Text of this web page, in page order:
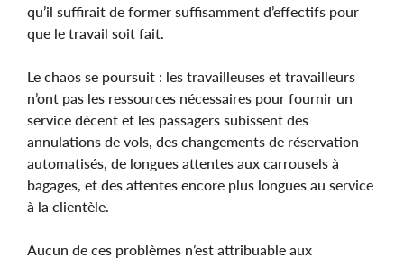
qu’il suffirait de former suffisamment d’effectifs pour
que le travail soit fait.
Le chaos se poursuit : les travailleuses et travailleurs
n’ont pas les ressources nécessaires pour fournir un
service décent et les passagers subissent des
annulations de vols, des changements de réservation
automatisés, de longues attentes aux carrousels à
bagages, et des attentes encore plus longues au service
à la clientèle.
Aucun de ces problèmes n’est attribuable aux